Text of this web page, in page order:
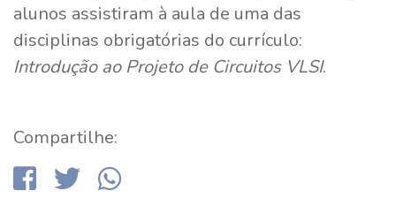
alunos assistiram à aula de uma das
disciplinas obrigatórias do currículo:
Introdução ao Projeto de Circuitos VLSI.
Compartilhe: